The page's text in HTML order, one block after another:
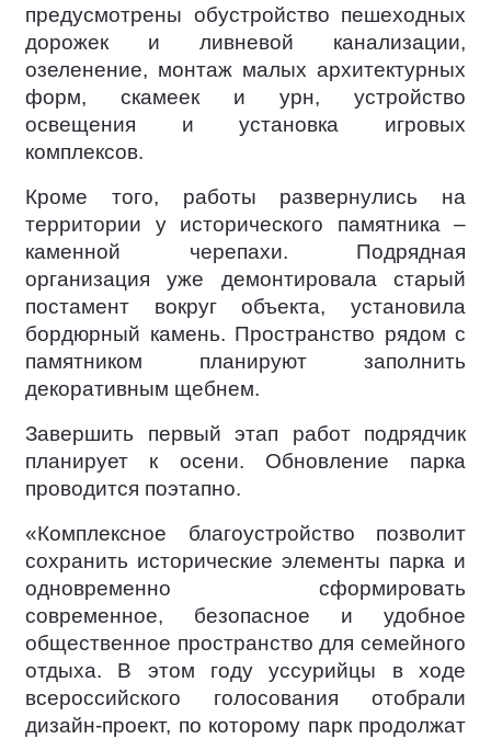
предусмотрены обустройство пешеходных
дорожек и ливневой канализации,
озеленение, монтаж малых архитектурных
форм, скамеек и урн, устройство
освещения и установка игровых
комплексов.
Кроме того, работы развернулись на
территории у исторического памятника –
каменной черепахи. Подрядная
организация уже демонтировала старый
постамент вокруг объекта, установила
бордюрный камень. Пространство рядом с
памятником планируют заполнить
декоративным щебнем.
Завершить первый этап работ подрядчик
планирует к осени. Обновление парка
проводится поэтапно.
«Комплексное благоустройство позволит
сохранить исторические элементы парка и
одновременно сформировать
современное, безопасное и удобное
общественное пространство для семейного
отдыха. В этом году уссурийцы в ходе
всероссийского голосования отобрали
дизайн-проект, по которому парк продолжат